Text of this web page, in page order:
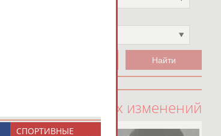
100 последних изменений
СПОРТИВНЫЕ